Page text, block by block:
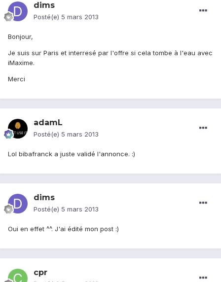
dims
Posté(e) 5 mars 2013
Bonjour,
Je suis sur Paris et interresé par l'offre si cela tombe à l'eau avec
iMaxime.
Merci
adamL
Posté(e) 5 mars 2013
Lol bibafranck a juste validé l'annonce. :)
dims
Posté(e) 5 mars 2013
Oui en effet ^^. J'ai édité mon post :)
cpr